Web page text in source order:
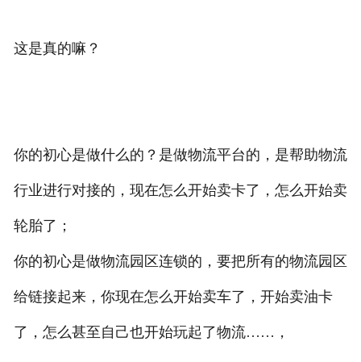
这是真的嘛？
你的初心是做什么的？是做物流平台的，是帮助物流
行业进行对接的，现在怎么开始卖卡了，怎么开始卖
轮胎了；
你的初心是做物流园区连锁的，要把所有的物流园区
给链接起来，你现在怎么开始卖车了，开始卖油卡
了，怎么甚至自己也开始玩起了物流……，